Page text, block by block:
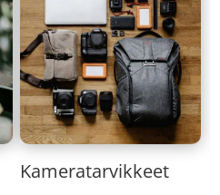
Kameratarvikkeet